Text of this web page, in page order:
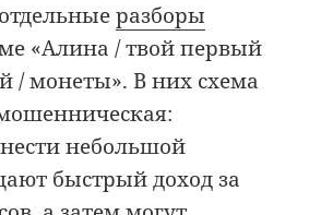
разборы
«Алина / твой первый
/ монеты». В них схема
небольшой
быстрый доход за